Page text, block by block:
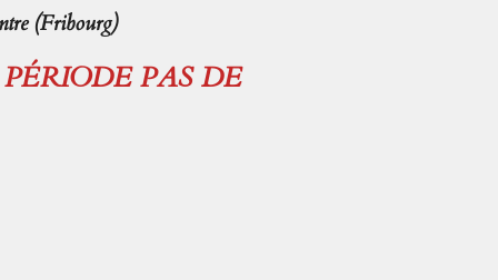
(Fribourg)
PAS DE